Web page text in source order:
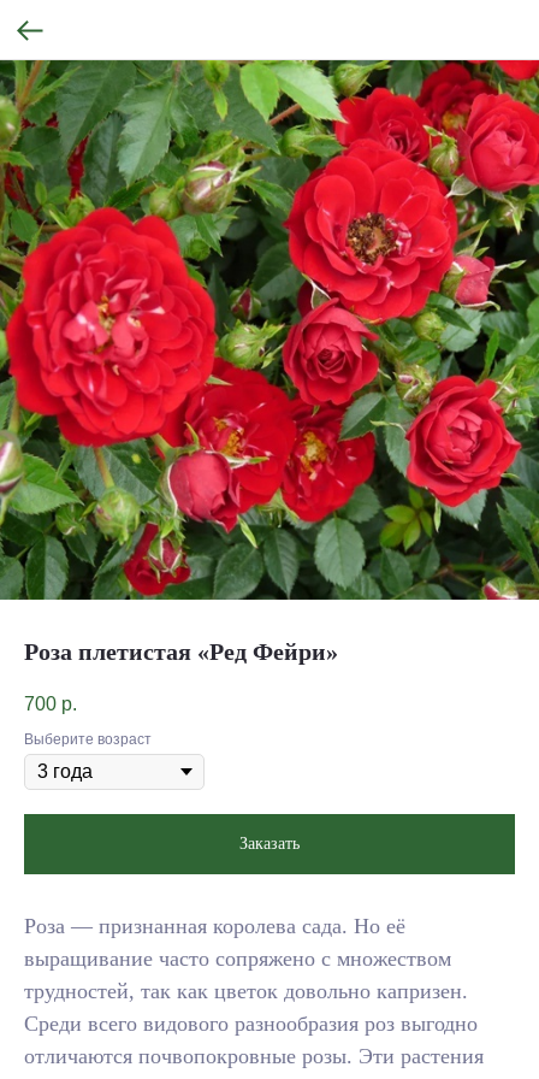
Роза плетистая «Ред Фейри»
700 р.
Выберите возраст
Заказать
Роза — признанная королева сада. Но её
выращивание часто сопряжено с множеством
трудностей, так как цветок довольно капризен.
Среди всего видового разнообразия роз выгодно
отличаются почвопокровные розы. Эти растения